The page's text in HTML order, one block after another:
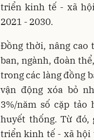
triển kinh tế - xã
2021 - 2030.
Đồng thời, nâng cao
ban, ngành, đoàn
trong các làng đồng
vận động xóa bỏ
3%/năm số cặp
huyết thống. Từ
triển kinh tế - xã hội